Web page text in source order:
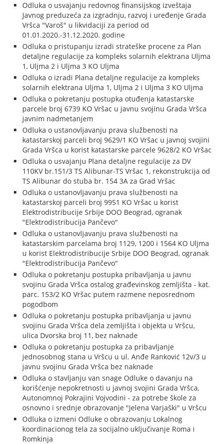
Odluka o usvajanju redovnog finansijskog izveštaja
Javnog preduzeća za izgradnju, razvoj i uređenje Grada
Vršca "Varoš" u likvidaciji za period od
01.01.2020.-31.12.2020. godine
Odluka o pristupanju izradi strateške procene za Plan
detaljne regulacije za kompleks solarnih elektrana Uljma
1, Uljma 2 i Uljma 3 KO Uljma
Odluka o izradi Plana detaljne regulacije za kompleks
solarnih elektrana Uljma 1, Uljma 2 i Uljma 3 KO Uljma
Odluka o pokretanju postupka otuđenja katastarske
parcele broj 6739 KO Vršac u javnu svojinu Grada Vršca
javnim nadmetanjem
Odluka o ustanovljavanju prava službenosti na
katastarskoj parceli broj 9629/1 KO Vršac u javnoj svojini
Grada Vršca u korist katastarske parcele 9628/2 KO Vršac
Odluka o usvajanju Plana detaljne regulacije za DV
110KV br.151/3 TS Alibunar-TS Vršac 1, rekonstrukcija od
TS Alibunar do stuba br. 154 3A za Grad Vršac
Odluka o ustanovljavanju prava službenosti na
katastarskoj parceli broj 9951 KO Vršac u korist
Elektrodistribucije Srbije DOO Beograd, ogranak
"Elektrodistribucija Pančevo"
Odluka o ustanovljavanju prava službenosti na
katastarskim parcelama broj 1129, 1200 i 1564 KO Uljma
u korist Elektrodistribucije Srbije DOO Beograd, ogranak
"Elektrodistribucija Pančevo"
Odluka o pokretanju postupka pribavljanja u javnu
svojinu Grada Vršca ostalog građevinskog zemljišta - kat.
parc. 153/2 KO Vršac putem razmene neposrednom
pogodbom
Odluka o pokretanju postupka pribavljanja u javnu
svojinu Grada Vršca dela zemljišta i objekta u Vršcu,
ulica Dvorska broj 11, bez naknade
Odluka o pokretanju postupka za pribavljanje
jednosobnog stana u Vršcu u ul. Anđe Ranković 12v/3 u
javnu svojinu Grada Vršca bez naknade
Odluka o stavljanju van snage Odluke o davanju na
korišćenje nepokretnosti u javnoj svojini Grada Vršca,
Autonomnoj Pokrajini Vojvodini - za potrebe škole za
osnovno i srednje obrazovanje "Jelena Varjaški" u Vršcu
Odluka o izmeni Odluke o obrazovanju Lokalnog
koordinacionog tela za socijalno uključivanje Roma i
Romkinja